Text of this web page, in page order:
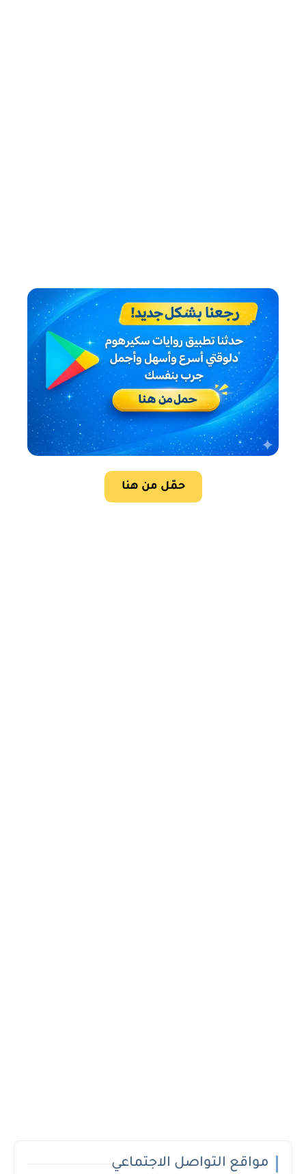
حمّل من هنا
مواقع التواصل الاجتماعي